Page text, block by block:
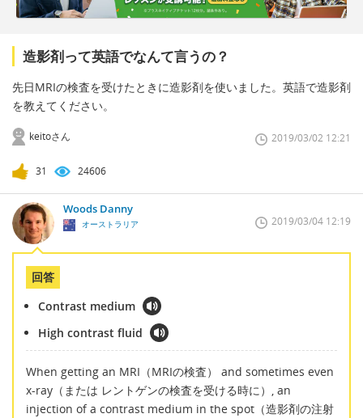
造影剤って英語でなんて言うの？
先日MRIの検査を受けたときに造影剤を使いました。英語で造影剤
を教えてください。
keitoさん 2019/03/02 12:21
31 24606
Woods Danny
オーストラリア 2019/03/04 12:19
回答
Contrast medium
High contrast fluid
When getting an MRI（MRIの検査） and sometimes even
x-ray（または レントゲンの検査を受ける時に）, an
injection of a contrast medium in the spot（造影剤の注射